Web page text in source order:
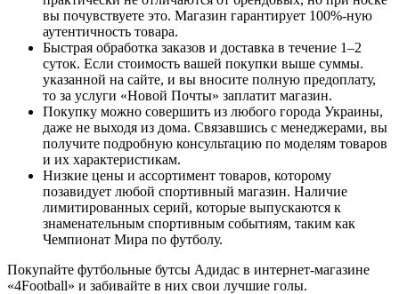
вы почувствуете это. Магазин гарантирует 100%-ную
аутентичность товара.
Быстрая обработка заказов и доставка в течение 1–2
суток. Если стоимость вашей покупки выше суммы.
указанной на сайте, и вы вносите полную предоплату,
то за услуги «Новой Почты» заплатит магазин.
Покупку можно совершить из любого города Украины,
даже не выходя из дома. Связавшись с менеджерами, вы
получите подробную консультацию по моделям товаров
и их характеристикам.
Низкие цены и ассортимент товаров, которому
позавидует любой спортивный магазин. Наличие
лимитированных серий, которые выпускаются к
знаменательным спортивным событиям, таким как
Чемпионат Мира по футболу.
Покупайте футбольные бутсы Адидас в интернет-магазине
«4Football» и забивайте в них свои лучшие голы.